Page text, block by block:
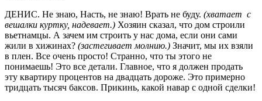
ДЕНИС. Не знаю, Насть, не знаю! Врать не буду. (хватает с
вешалки куртку, надевает.) Хозяин сказал, что дом строили
вьетнамцы. А зачем им строить у нас дома, если они сами
жили в хижинах? (застегивает молнию.) Значит, мы их взяли
в плен. Все очень просто! Странно, что ты этого не
понимаешь! Это все детали. Главное, что я должен продать
эту квартиру процентов на двадцать дороже. Это примерно
тридцать тысяч баксов. Прикинь, какой навар с одной сделки!